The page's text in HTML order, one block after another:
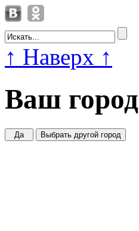
↑ Наверх ↑
Ваш город
Да Выбрать другой город